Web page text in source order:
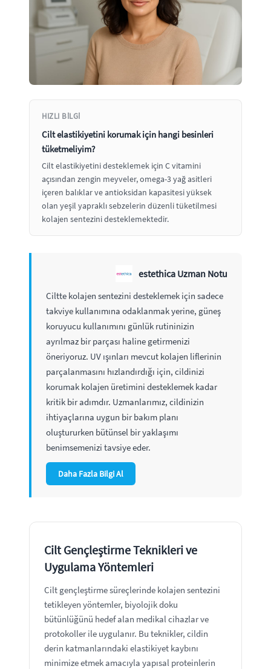
HIZLI BILGI
Cilt elastikiyetini korumak için hangi besinleri
tüketmeliyim?
Cilt elastikiyetini desteklemek için C vitamini
açısından zengin meyveler, omega-3 yağ asitleri
içeren balıklar ve antioksidan kapasitesi yüksek
olan yeşil yapraklı sebzelerin düzenli tüketilmesi
kolajen sentezini desteklemektedir.
estethica Uzman Notu
Ciltte kolajen sentezini desteklemek için sadece
takviye kullanımına odaklanmak yerine, güneş
koruyucu kullanımını günlük rutininizin
ayrılmaz bir parçası haline getirmenizi
öneriyoruz. UV ışınları mevcut kolajen liflerinin
parçalanmasını hızlandırdığı için, cildinizi
korumak kolajen üretimini desteklemek kadar
kritik bir adımdır. Uzmanlarımız, cildinizin
ihtiyaçlarına uygun bir bakım planı
oluştururken bütünsel bir yaklaşımı
benimsemenizi tavsiye eder.
Daha Fazla Bilgi Al
Cilt Gençleştirme Teknikleri ve
Uygulama Yöntemleri
Cilt gençleştirme süreçlerinde kolajen sentezini
tetikleyen yöntemler, biyolojik doku
bütünlüğünü hedef alan medikal cihazlar ve
protokoller ile uygulanır. Bu teknikler, cildin
derin katmanlarındaki elastikiyet kaybını
minimize etmek amacıyla yapısal proteinlerin